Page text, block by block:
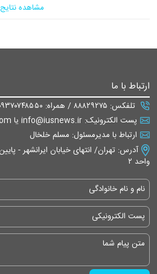
مشاهده نتایج
ارتباط با ما
تلفکس: ۸۸۸۲۹۲۷۵ / همراه: ۰۹۳۷۰۷۴۸۵۵۰
پست الکترونیک: info@iusnews.ir یا eiusnews@gmail.com
ارتباط با مدیرمسئول: مسلم خلخال
واحد ۲